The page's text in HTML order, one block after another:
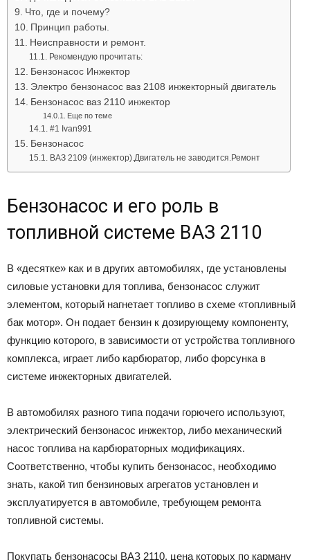
Что, где и почему?
Принцип работы.
Неисправности и ремонт.
Рекомендую прочитать:
Бензонасос Инжектор
Электро бензонасос ваз 2108 инжекторный двигатель
Бензонасос ваз 2110 инжектор
Еще по теме
#1 Ivan991
Бензонасос
ВАЗ 2109 (инжектор).Двигатель не заводится.Ремонт
Бензонасос и его роль в
топливной системе ВАЗ 2110
В «десятке» как и в других автомобилях, где установлены
силовые установки для топлива, бензонасос служит
элементом, который нагнетает топливо в схеме «топливный
бак мотор». Он подает бензин к дозирующему компоненту,
функцию которого, в зависимости от устройства топливного
комплекса, играет либо карбюратор, либо форсунка в
системе инжекторных двигателей.
В автомобилях разного типа подачи горючего используют,
электрический бензонасос инжектор, либо механический
насос топлива на карбюраторных модификациях.
Соответственно, чтобы купить бензонасос, необходимо
знать, какой тип бензиновых агрегатов установлен и
эксплуатируется в автомобиле, требующем ремонта
топливной системы.
Покупать бензонасосы ВАЗ 2110, цена которых по карману